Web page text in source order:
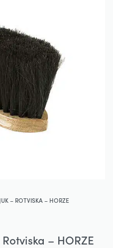
– ROTVISKA – HORZE
– HORZE